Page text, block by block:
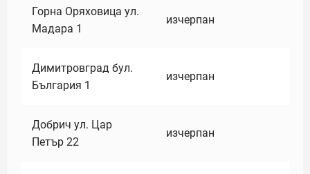
Горна Оряховица ул.
Мадара 1
изчерпан
Димитровград бул.
България 1
изчерпан
Добрич ул. Цар
Петър 22
изчерпан